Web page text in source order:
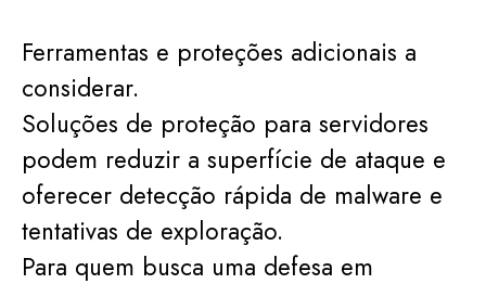
Ferramentas e proteções adicionais a
considerar.
Soluções de proteção para servidores
podem reduzir a superfície de ataque e
oferecer detecção rápida de malware e
tentativas de exploração.
Para quem busca uma defesa em